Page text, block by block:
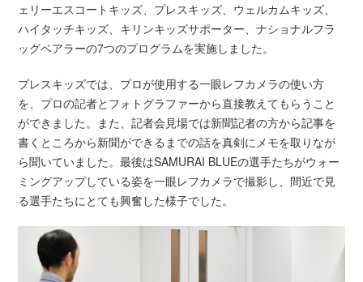
ェリーエスコートキッズ、プレスキッズ、ウェルカムキッズ、
ハイタッチキッズ、キリンキッズサポーター、ナショナルフラ
ッグベアラーの7つのプログラムを実施しました。
プレスキッズでは、プロが使用する一眼レフカメラの使い方
を、プロの記者とフォトグラファーから直接教えてもらうこと
ができました。また、記者会見場では新聞記者の方から記事を
書くところから新聞ができるまでの話を真剣にメモを取りなが
ら聞いていました。最後はSAMURAI BLUEの選手たちがウォー
ミングアップしている姿を一眼レフカメラで撮影し、間近で見
る選手たちにとても興奮した様子でした。